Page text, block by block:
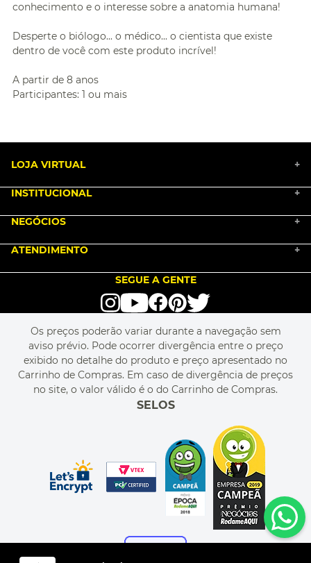
conhecimento e o interesse sobre a anatomia humana!
Desperte o biólogo... o médico... o cientista que existe
dentro de você com este produto incrível!
A partir de 8 anos
Participantes: 1 ou mais
LOJA VIRTUAL +
TERMOS DE USO
POLÍTICA DE PRIVACIDADE
PERGUNTAS FREQUENTES
MEU CADASTRO
MEU PEDIDO
CUPONS DE DESCONTO
INSTITUCIONAL +
BLOG
RASTREIE O SEU PEDIDO
MAPA DO SITE
NEGÓCIOS +
LOVE BRANDS
SEJA REVENDEDOR
LIVELO
ATENDIMENTO +
alô alô IMG
SEGUE A GENTE
Os preços poderão variar durante a navegação sem
aviso prévio. Pode ocorrer divergência entre o preço
exibido no detalhe do produto e preço apresentado no
Carrinho de Compras. Em caso de divergência de preços
no site, o valor válido é o do Carrinho de Compras.
SELOS